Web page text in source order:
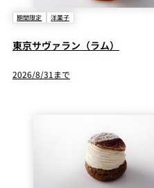
期間限定 洋菓子
東京サヴァラン（ラム）
2026/8/31まで